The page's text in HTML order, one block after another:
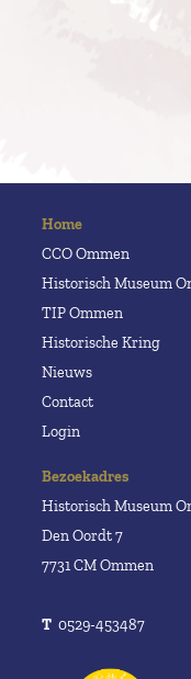
Bezoekadres
Historisch Museum
Den Oordt 7
7731 CM Ommen
T 0529-453487
Home
CCO Ommen
Historisch Museum
TIP Ommen
Historische Kring
Nieuws
Contact
Login